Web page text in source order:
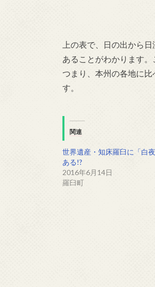
上の表で、日の出から
あることがわかります
つまり、本州の各地に
す。
関連
世界遺産・知床羅臼に「白
ある!?
2016年6月14日
羅臼町